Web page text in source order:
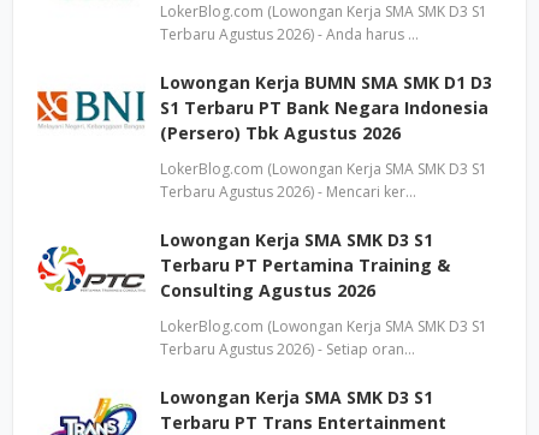
LokerBlog.com (Lowongan Kerja SMA SMK D3 S1
Terbaru Agustus 2026) - Anda harus …
Lowongan Kerja BUMN SMA SMK D1 D3
S1 Terbaru PT Bank Negara Indonesia
(Persero) Tbk Agustus 2026
LokerBlog.com (Lowongan Kerja SMA SMK D3 S1
Terbaru Agustus 2026) - Mencari ker…
Lowongan Kerja SMA SMK D3 S1
Terbaru PT Pertamina Training &
Consulting Agustus 2026
LokerBlog.com (Lowongan Kerja SMA SMK D3 S1
Terbaru Agustus 2026) - Setiap oran…
Lowongan Kerja SMA SMK D3 S1
Terbaru PT Trans Entertainment